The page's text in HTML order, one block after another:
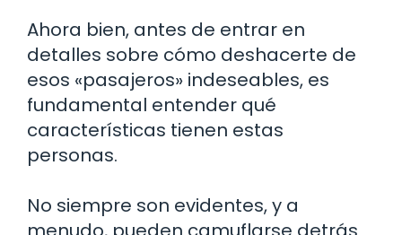
Ahora bien, antes de entrar en
detalles sobre cómo deshacerte de
esos «pasajeros» indeseables, es
fundamental entender qué
características tienen estas
personas.
No siempre son evidentes, y a